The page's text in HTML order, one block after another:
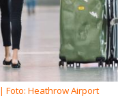
| Foto: Heathrow Airport